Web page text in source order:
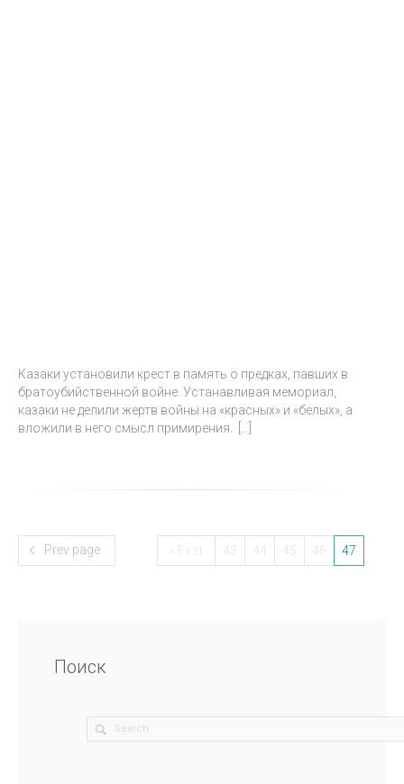
Казаки установили крест в память о предках, павших в
братоубийственной войне. Устанавливая мемориал,
казаки не делили жертв войны на «красных» и «белых», а
вложили в него смысл примирения.
« First 43 44 45 46 47
Prev page
Поиск